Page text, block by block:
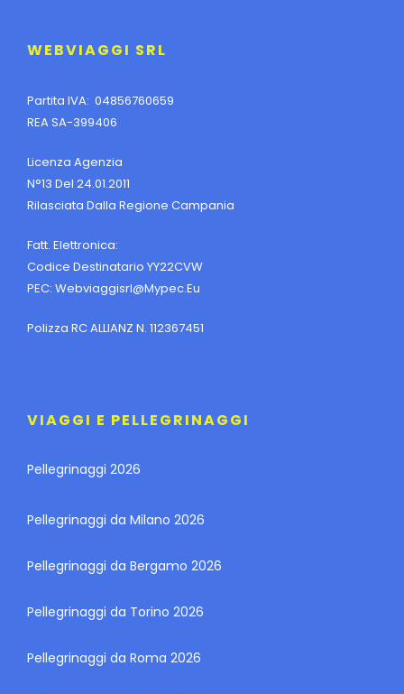
WEBVIAGGI SRL
Partita IVA: 04856760659
REA SA-399406
Licenza Agenzia
N°13 Del 24.01.2011
Rilasciata Dalla Regione Campania
Fatt. Elettronica:
Codice Destinatario YY22CVW
PEC: Webviaggisrl@mypec.eu
Polizza RC ALLIANZ N. 112367451
VIAGGI E PELLEGRINAGGI
Pellegrinaggi 2026
Pellegrinaggi da Milano 2026
Pellegrinaggi da Bergamo 2026
Pellegrinaggi da Torino 2026
Pellegrinaggi da Roma 2026